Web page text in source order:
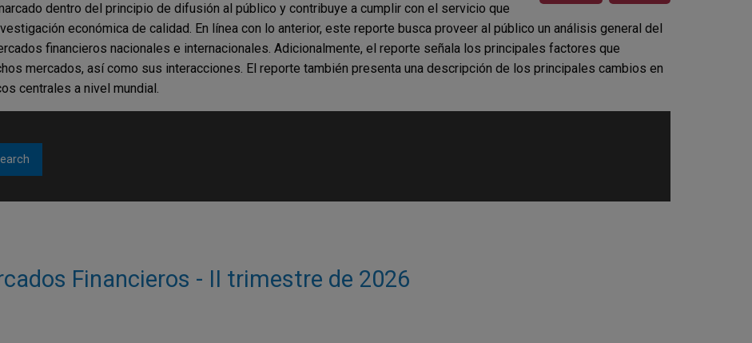
dentro del principio de difusión al público y contribuye a cumplir con el servicio que
económica de calidad. En línea con lo anterior, este reporte busca proveer al público un análisis general del
financieros nacionales e internacionales. Adicionalmente, el reporte señala los principales factores que
mercados, así como sus interacciones. El reporte también presenta una descripción de los principales cambios en
centrales a nivel mundial.
Financieros - II trimestre de 2026